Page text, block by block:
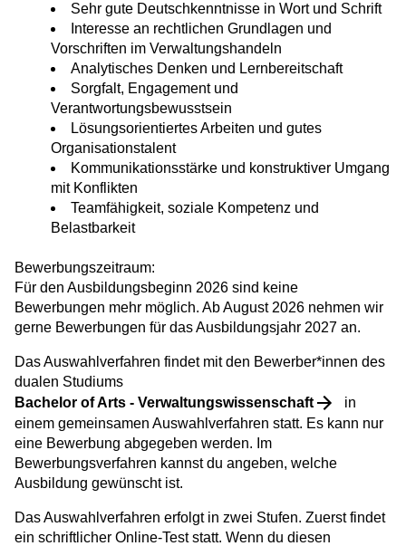
Sehr gute Deutschkenntnisse in Wort und Schrift
Interesse an rechtlichen Grundlagen und
Vorschriften im Verwaltungshandeln
Analytisches Denken und Lernbereitschaft
Sorgfalt, Engagement und
Verantwortungsbewusstsein
Lösungsorientiertes Arbeiten und gutes
Organisationstalent
Kommunikationsstärke und konstruktiver Umgang
mit Konflikten
Teamfähigkeit, soziale Kompetenz und
Belastbarkeit
Bewerbungszeitraum:
Für den Ausbildungsbeginn 2026 sind keine
Bewerbungen mehr möglich. Ab August 2026 nehmen wir
gerne Bewerbungen für das Ausbildungsjahr 2027 an.
Das Auswahlverfahren findet mit den Bewerber*innen des
dualen Studiums
Bachelor of Arts - Verwaltungswissenschaft
in
einem gemeinsamen Auswahlverfahren statt. Es kann nur
eine Bewerbung abgegeben werden. Im
Bewerbungsverfahren kannst du angeben, welche
Ausbildung gewünscht ist.
Das Auswahlverfahren erfolgt in zwei Stufen. Zuerst findet
ein schriftlicher Online-Test statt. Wenn du diesen